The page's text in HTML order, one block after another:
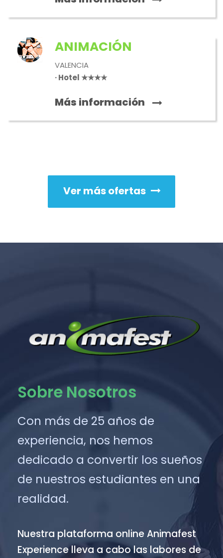
ANIMACIÓN
VALENCIA
· Hotel ★★★★
Más información
Ver más ofertas
Sobre Nosotros
Con más de 25 años de
experiencia, nos hemos
dedicado a convertir los sueños
de nuestros estudiantes en una
realidad.
Nuestra plataforma online Animafest
Experience lleva a cabo las labores de